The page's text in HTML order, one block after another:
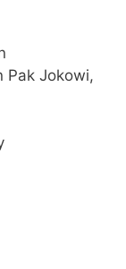
Pak Jokowi,